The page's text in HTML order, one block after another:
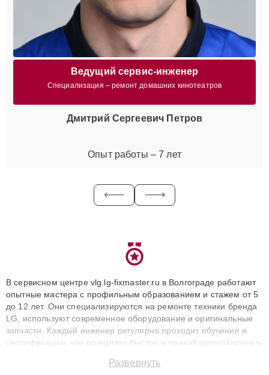
Ведущий сервис-инженер
Специализация – ремонт домашних кинотеатров
Дмитрий Сергеевич Петров
Опыт работы – 7 лет
В сервисном центре vlg.lg-fixmaster.ru в Волгограде работают
опытные мастера с профильным образованием и стажем от 5
до 12 лет. Они специализируются на ремонте техники бренда
LG, используют современное оборудование и оригинальные
запчасти. Каждый инженер регулярно проходит обучение и
сертификацию, что позволяет быстро и точноdiagnostikировать
до 3 лет. Наши мастера решают сложные случаи: от замены
Развернуть